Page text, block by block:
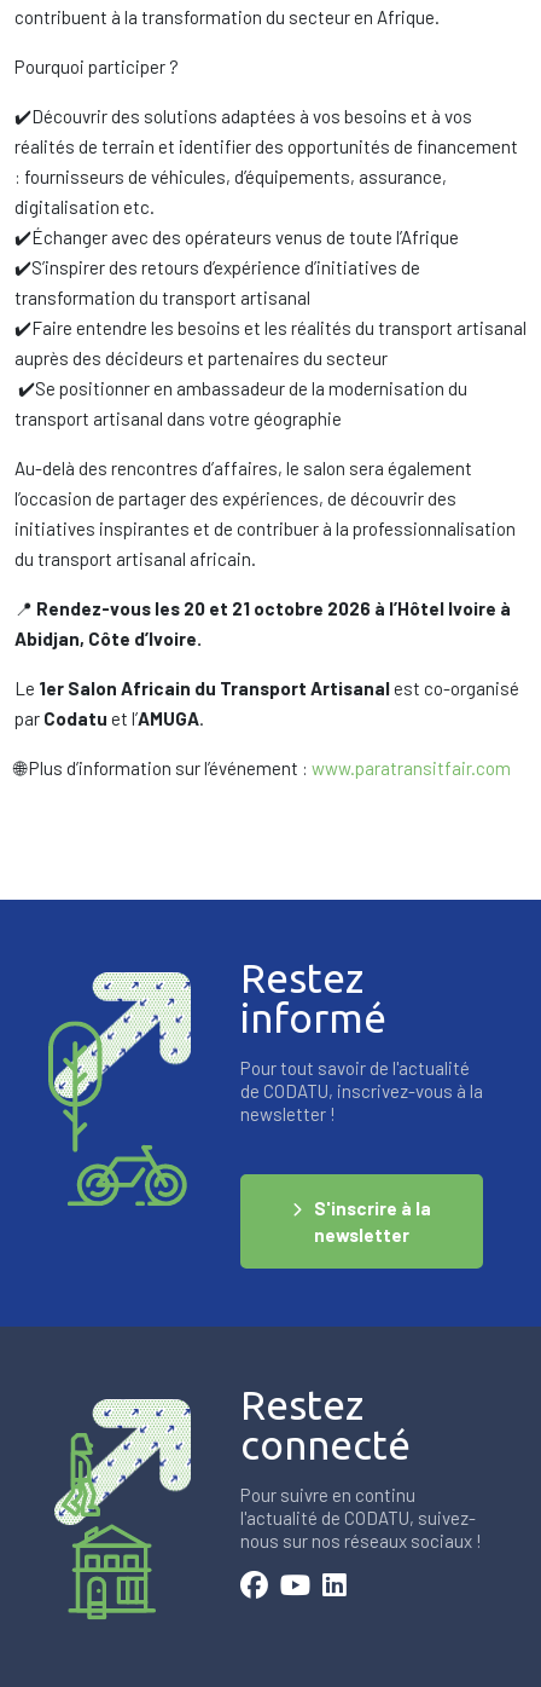
contribuent à la transformation du secteur en Afrique.
Pourquoi participer ?
✔️Découvrir des solutions adaptées à vos besoins et à vos
réalités de terrain et identifier des opportunités de financement
: fournisseurs de véhicules, d’équipements, assurance,
digitalisation etc.
✔️Échanger avec des opérateurs venus de toute l’Afrique
✔️S’inspirer des retours d’expérience d’initiatives de
transformation du transport artisanal
✔️Faire entendre les besoins et les réalités du transport artisanal
auprès des décideurs et partenaires du secteur
✔️Se positionner en ambassadeur de la modernisation du
transport artisanal dans votre géographie
Au-delà des rencontres d’affaires, le salon sera également
l’occasion de partager des expériences, de découvrir des
initiatives inspirantes et de contribuer à la professionnalisation
du transport artisanal africain.
📍 Rendez-vous les 20 et 21 octobre 2026 à l’Hôtel Ivoire à
Abidjan, Côte d’Ivoire.
Le 1er Salon Africain du Transport Artisanalest co-organisé
par Codatu et l’AMUGA.
🌐 Plus d’information sur l’événement : www.paratransitfair.com
Restez
informé
Pour tout savoir de l'actualité
de CODATU, inscrivez-vous à la
newsletter !
S'inscrire à la
newsletter
Restez
connecté
Pour suivre en continu
l'actualité de CODATU, suivez-
nous sur nos réseaux sociaux !